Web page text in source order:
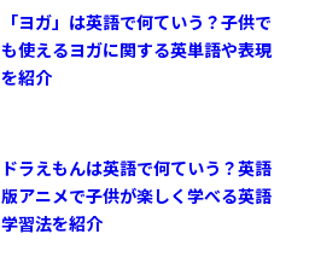
「ヨガ」は英語で何ていう？子供で
も使えるヨガに関する英単語や表現
を紹介
ドラえもんは英語で何ていう？英語
版アニメで子供が楽しく学べる英語
学習法を紹介